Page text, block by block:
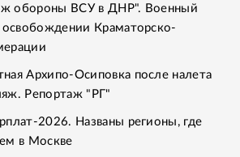
обороны ВСУ в ДНР". Военный
Краматорско-
Архипо-Осиповка после налета
Репортаж "РГ"
2026. Названы регионы, где
в Москве